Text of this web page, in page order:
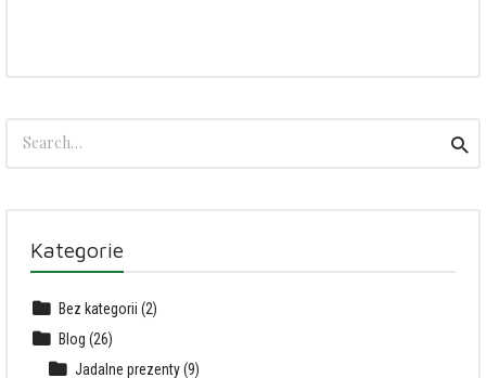
for:
Kategorie
Bez kategorii (2)
Blog (26)
Jadalne prezenty(9)